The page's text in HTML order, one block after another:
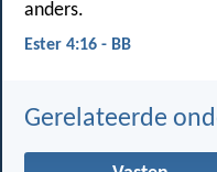
anders.
Ester 4:16 - BB
Gerelateerde